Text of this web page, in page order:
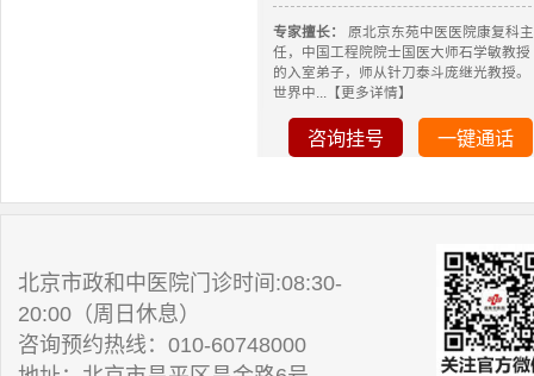
专家擅长：
原北京东苑中医医院康复科主
任，中国工程院院士国医大师石学敏教授
的入室弟子，师从针刀泰斗庞继光教授。
世界中...【更多详情】
咨询挂号 一键通话
北京市政和中医院门诊时间:08:30-
20:00（周日休息）
咨询预约热线：010-60748000